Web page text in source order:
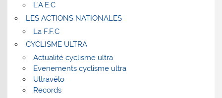
L’A.E.C
LES ACTIONS NATIONALES
La F.F.C
CYCLISME ULTRA
Actualité cyclisme ultra
Evenements cyclisme ultra
Ultravélo
Records